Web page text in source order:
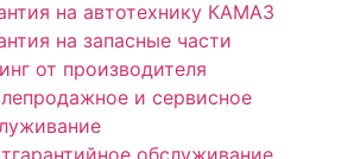
на автотехнику КАМАЗ
на запасные части
от производителя
и сервисное
обслуживание